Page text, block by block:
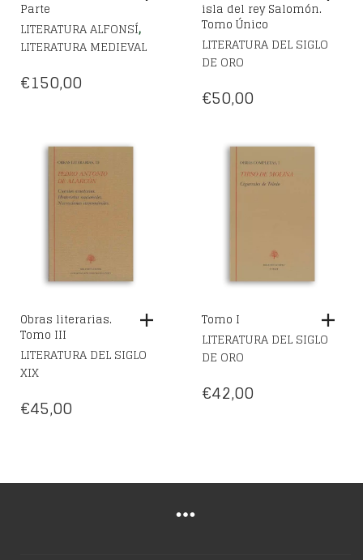
Parte
LITERATURA ALFONSÍ,
LITERATURA MEDIEVAL
€150,00
isla del rey Salomón.
Tomo Único
LITERATURA DEL SIGLO
DE ORO
€50,00
Obras literarias.
Tomo III
LITERATURA DEL SIGLO
XIX
€45,00
Tomo I
LITERATURA DEL SIGLO
DE ORO
€42,00